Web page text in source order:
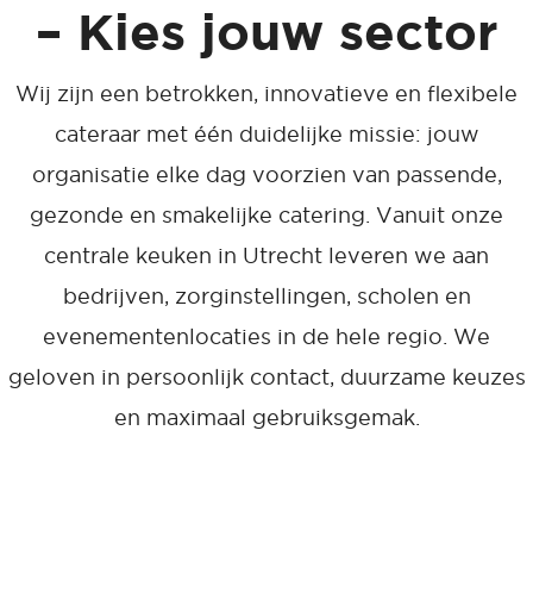
– Kies jouw sector
Wij zijn een betrokken, innovatieve en flexibele
cateraar met één duidelijke missie: jouw
organisatie elke dag voorzien van passende,
gezonde en smakelijke catering. Vanuit onze
centrale keuken in Utrecht leveren we aan
bedrijven, zorginstellingen, scholen en
evenementenlocaties in de hele regio. We
geloven in persoonlijk contact, duurzame keuzes
en maximaal gebruiksgemak.